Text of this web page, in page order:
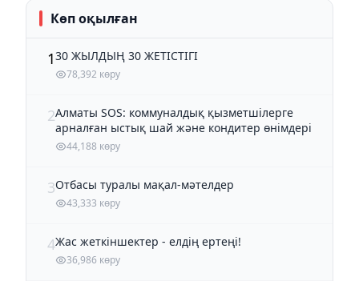
Көп оқылған
130 ЖЫЛДЫҢ 30 ЖЕТІСТІГІ
78,392 көру
2Алматы SOS: коммуналдық қызметшілерге
арналған ыстық шай және кондитер өнімдері
44,188 көру
3Отбасы туралы мақал-мәтелдер
43,333 көру
4Жас жеткіншектер - елдің ертеңі!
36,986 көру